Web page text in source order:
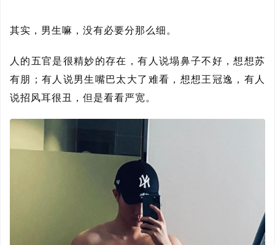
其实，男生嘛，没有必要分那么细。
人的五官是很精妙的存在，有人说塌鼻子不好，想想苏
有朋；有人说男生嘴巴太大了难看，想想王冠逸，有人
说招风耳很丑，但是看看严宽。